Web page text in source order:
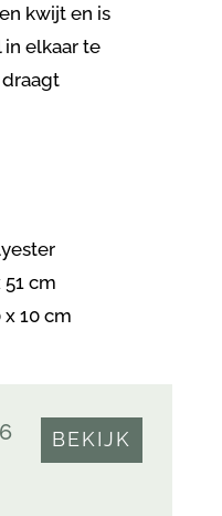
kwijt en is
elkaar te
cm
x 10 cm
BEKIJK